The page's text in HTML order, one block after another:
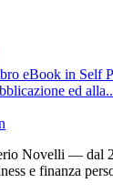
eBook in Self
ed
Novelli — dal
e finanza